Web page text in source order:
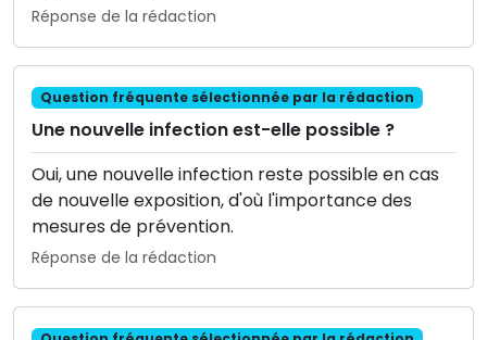
Réponse de la rédaction
Question fréquente sélectionnée par la rédaction
Une nouvelle infection est-elle possible ?
Oui, une nouvelle infection reste possible en cas
de nouvelle exposition, d'où l'importance des
mesures de prévention.
Réponse de la rédaction